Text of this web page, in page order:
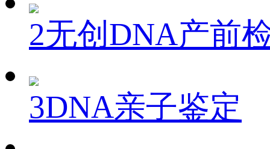
2无创DNA产前
3DNA亲子鉴定